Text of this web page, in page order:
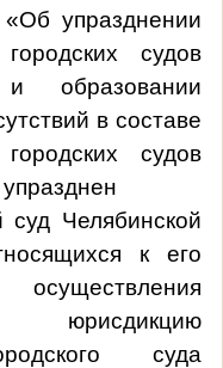
упразднении
судов
образовании
в составе
судов
упразднен
суд Челябинской
к его
суда